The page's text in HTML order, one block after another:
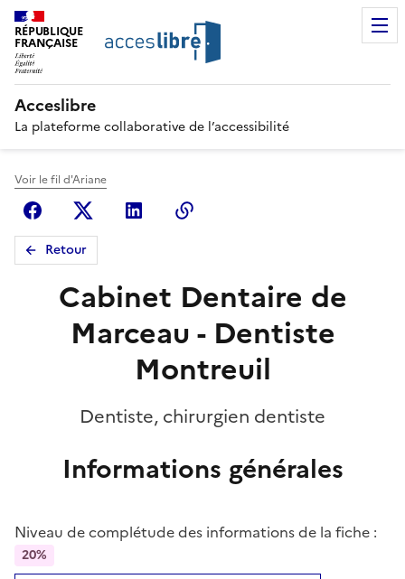
RÉPUBLIQUE
FRANÇAISE
Acceslibre
La plateforme collaborative de l’accessibilité
Voir le fil d'Ariane
FacebookX (anciennement Twitter)
Linkedin
Retour
Cabinet Dentaire de
Marceau - Dentiste
Montreuil
Dentiste, chirurgien dentiste
Informations générales
Niveau de complétude des informations de la fiche :
20%